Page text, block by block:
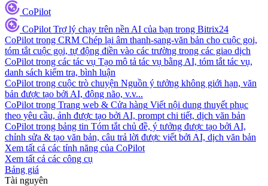
CoPilot
CoPilot Trợ lý chạy trên nền AI của bạn trong Bitrix24
CoPilot trong CRM Chép lại âm thanh-sang-văn bản cho cuộc gọi,
tóm tắt cuộc gọi, tự động điền vào các trường trong các giao dịch
CoPilot trong các tác vụ Tạo mô tả tác vụ bằng AI, tóm tắt tác vụ,
danh sách kiểm tra, bình luận
CoPilot trong cuộc trò chuyện Nguồn ý tưởng không giới hạn, văn
bản được tạo bởi AI, động não, v.v...
CoPilot trong Trang web & Cửa hàng Viết nội dung thuyết phục
theo yêu cầu, ảnh được tạo bởi AI, prompt chi tiết, dịch văn bản
CoPilot trong bảng tin Tóm tắt chủ đề, ý tưởng được tạo bởi AI,
chỉnh sửa & tạo văn bản, câu trả lời được viết bởi AI, dịch văn bản
Xem tất cả các tính năng của CoPilot
Xem tất cả các công cụ
Bảng giá
Tài nguyên